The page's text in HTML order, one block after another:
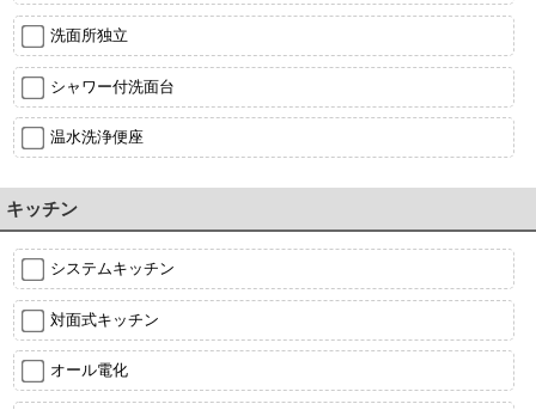
洗面所独立
シャワー付洗面台
温水洗浄便座
キッチン
システムキッチン
対面式キッチン
オール電化